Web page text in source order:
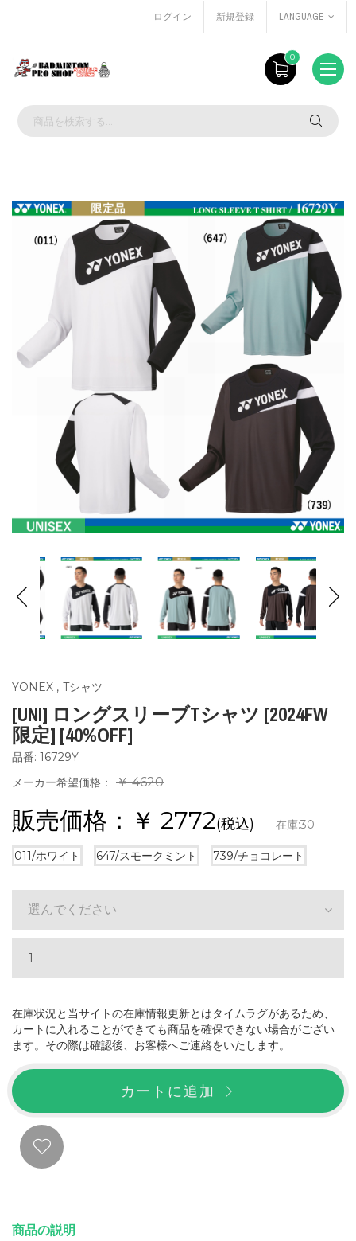
ログイン 新規登録 LANGUAGE
0
YONEX , Tシャツ
[UNI] ロングスリーブTシャツ [2024FW
限定] [40%OFF]
品番: 16729Y
メーカー希望価格：
￥ 4620
販売価格：￥ 2772(税込) 在庫:30
011/ホワイト 647/スモークミント 739/チョコレート
選んでください
在庫状況と当サイトの在庫情報更新とはタイムラグがあるため、
カートに入れることができても商品を確保できない場合がござい
ます。その際は確認後、お客様へご連絡をいたします。
カートに追加
商品の説明